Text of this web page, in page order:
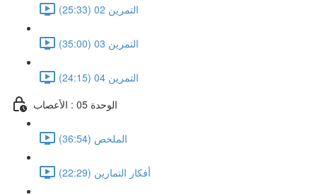
التمرين 02 (25:33)
التمرين 03 (35:00)
التمرين 04 (24:15)
الوحدة 05 : الأعصاب
الملخص (36:54)
أفكار التمارين (22:29)